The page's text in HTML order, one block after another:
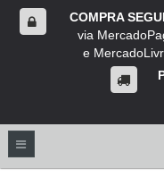
COMPRA
via
e